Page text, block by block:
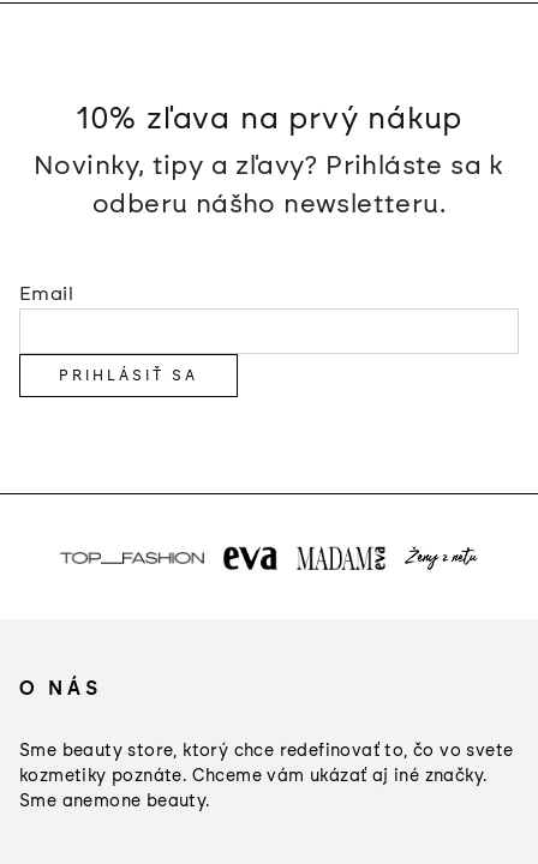
10% zľava na prvý nákup
Novinky, tipy a zľavy? Prihláste sa k
odberu nášho newsletteru.
Email
PRIHLÁSIŤ SA
O NÁS
Sme beauty store, ktorý chce redefinovať to, čo vo svete
kozmetiky poznáte. Chceme vám ukázať aj iné značky.
Sme anemone beauty.